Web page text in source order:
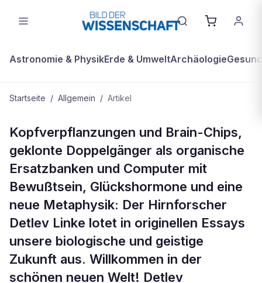
Astronomie & PhysikErde & UmweltArchäologie
Startseite / Allgemein / Artikel
Neugier und Neuronen: „Einsteins
Doppelgänger" von Detlev Linke
Kopfverpflanzungen und Brain-Chips,
geklonte Doppelgänger als organische
Ersatzbanken und Computer mit
Bewußtsein, Glückshormone und eine
neue Metaphysik: Der Hirnforscher
Detlev Linke lotet in originellen Essays
unsere biologische und geistige
Zukunft aus. Willkommen in der
schönen neuen Welt! Detlev